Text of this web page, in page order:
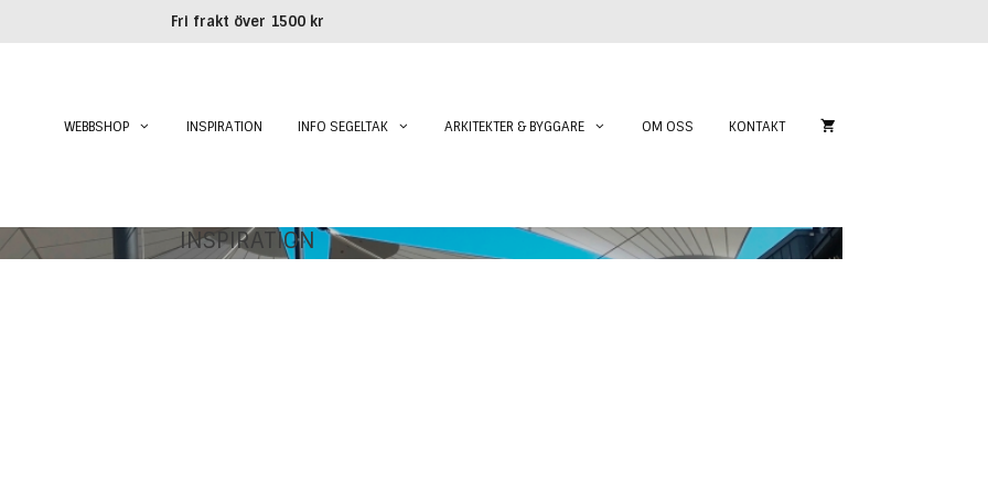
Fri frakt över 1500 kr
WEBBSHOP INSPIRATION INFO SEGELTAK ARKITEKTER & BYGGARE OM OSS KONTAKT
INSPIRATION